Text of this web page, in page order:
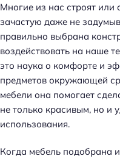
Многие из нас строят
зачастую даже не
правильно выбрана
воздействовать на наше
это наука о комфорте и
предметов окружающей
мебели она помогает
не только красивым, но и
использования.
Когда мебель подобрана